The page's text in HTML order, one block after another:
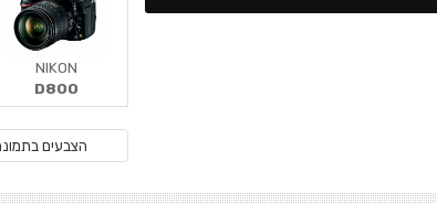
NIKON
D800
הצבעים